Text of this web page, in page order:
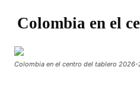
Colombia en el
Colombia en el centro del tablero